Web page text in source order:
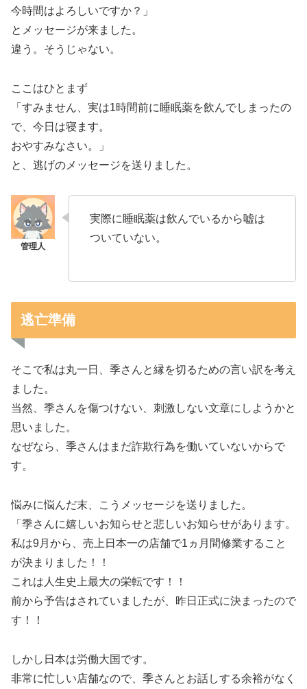
今時間はよろしいですか？」
とメッセージが来ました。
違う。そうじゃない。
ここはひとまず
「すみません、実は1時間前に睡眠薬を飲んでしまったの
で、今日は寝ます。
おやすみなさい。」
と、逃げのメッセージを送りました。
実際に睡眠薬は飲んでいるから嘘は
ついていない。
逃亡準備
そこで私は丸一日、季さんと縁を切るための言い訳を考え
ました。
当然、季さんを傷つけない、刺激しない文章にしようかと
思いました。
なぜなら、季さんはまだ詐欺行為を働いていないからで
す。
悩みに悩んだ末、こうメッセージを送りました。
「季さんに嬉しいお知らせと悲しいお知らせがあります。
私は9月から、売上日本一の店舗で1ヵ月間修業すること
が決まりました！！
これは人生史上最大の栄転です！！
前から予告はされていましたが、昨日正式に決まったので
す！！
しかし日本は労働大国です。
非常に忙しい店舗なので、季さんとお話しする余裕がなく